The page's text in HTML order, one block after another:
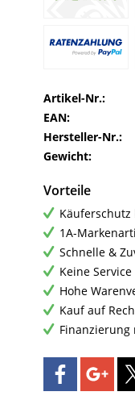
Artikel-Nr.:
EAN:
Hersteller-Nr.:
Gewicht:
Vorteile
Käuferschutz
1A-
Schnelle &
Keine
Hohe
Kauf auf
Finanzierung